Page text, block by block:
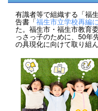
有識者等で組織する「福
告書「福生市立学校再編
た。福生市・福生市教育
っさっ子のために、50年
の具現化に向けて取り組